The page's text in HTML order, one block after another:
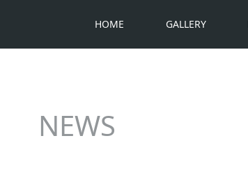
HOME GALLERY
NEWS